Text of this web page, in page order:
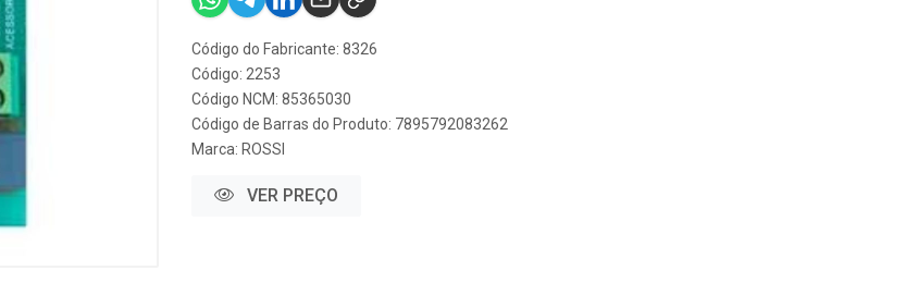
Código do Fabricante: 8326
Código: 2253
Código NCM: 85365030
Código de Barras do Produto: 7895792083262
Marca: ROSSI
VER PREÇO